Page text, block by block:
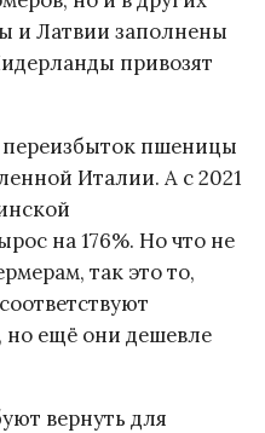
и Латвии заполнены
привозят
переизбыток пшеницы
Италии. А с 2021
на 176%. Но что не
так это то,
но ещё они дешевле
вернуть для